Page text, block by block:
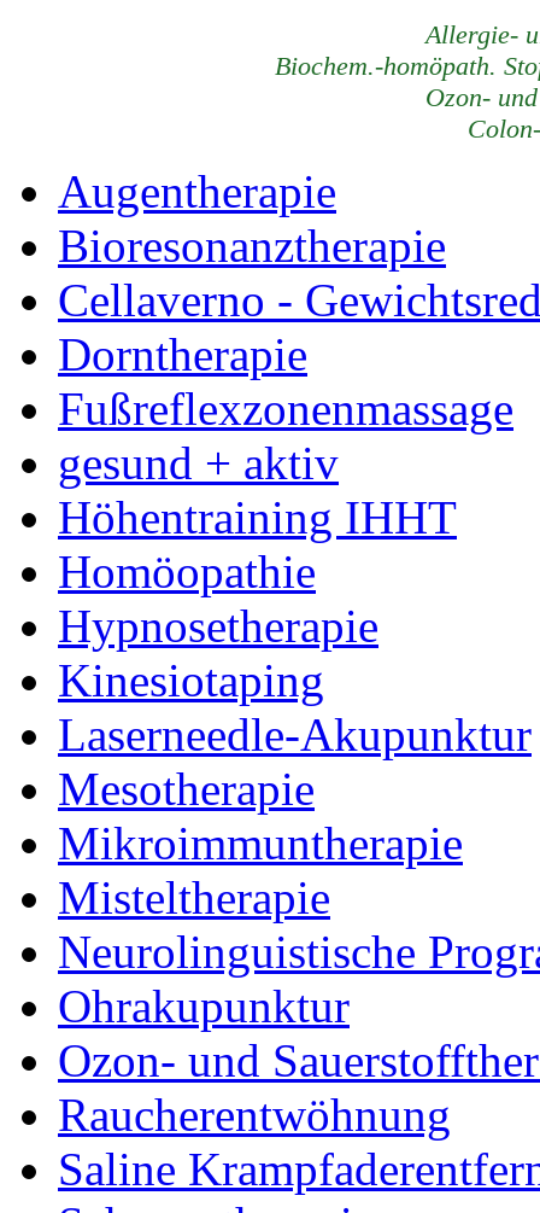
Allergie-
Biochem.-homöpath.
Ozon-
Augentherapie
Bioresonanztherapie
Cellaverno -
Dorntherapie
Fußreflexzonenmassage
gesund + aktiv
Höhentraining IHHT
Homöopathie
Hypnosetherapie
Kinesiotaping
Laserneedle-Akupunktur
Mesotherapie
Mikroimmuntherapie
Misteltherapie
Neurolinguistische
Ohrakupunktur
Ozon- und
Raucherentwöhnung
Saline